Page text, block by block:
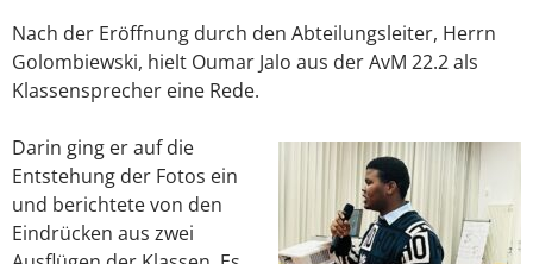
Nach der Eröffnung durch den Abteilungsleiter, Herrn
Golombiewski, hielt Oumar Jalo aus der AvM 22.2 als
Klassensprecher eine Rede.
Darin ging er auf die
Entstehung der Fotos ein
und berichtete von den
Eindrücken aus zwei